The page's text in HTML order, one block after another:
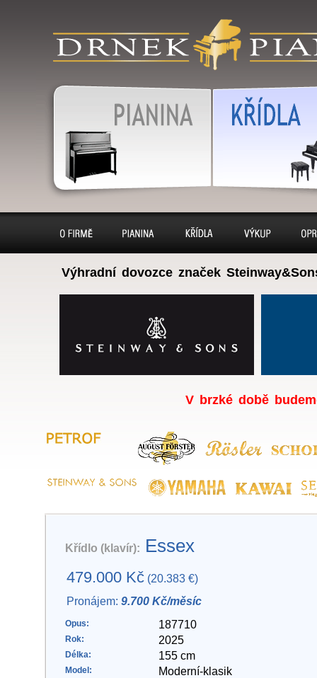
klavír, klavíry, piáno,
pianino, pianina, – piano
výkup, pronájem, servis
Výhradní dovozce značek
V brzké době
Křídlo (klavír): Essex
479.000 Kč (20.383 €)
Pronájem: 9.700 Kč/měsíc
Opus: 187710
Rok: 2025
Délka: 155 cm
Model: Moderní-klasik
O firmě Pianina Klavíry Výkup